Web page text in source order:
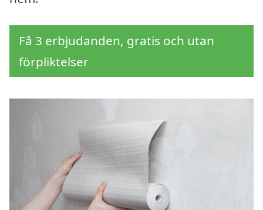
Få 3 erbjudanden, gratis och utan
förpliktelser